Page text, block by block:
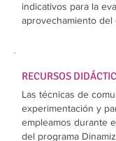
indicativos para la
aprovechamiento del
RECURSOS
Las técnicas de
experimentación y
empleamos durante
del programa